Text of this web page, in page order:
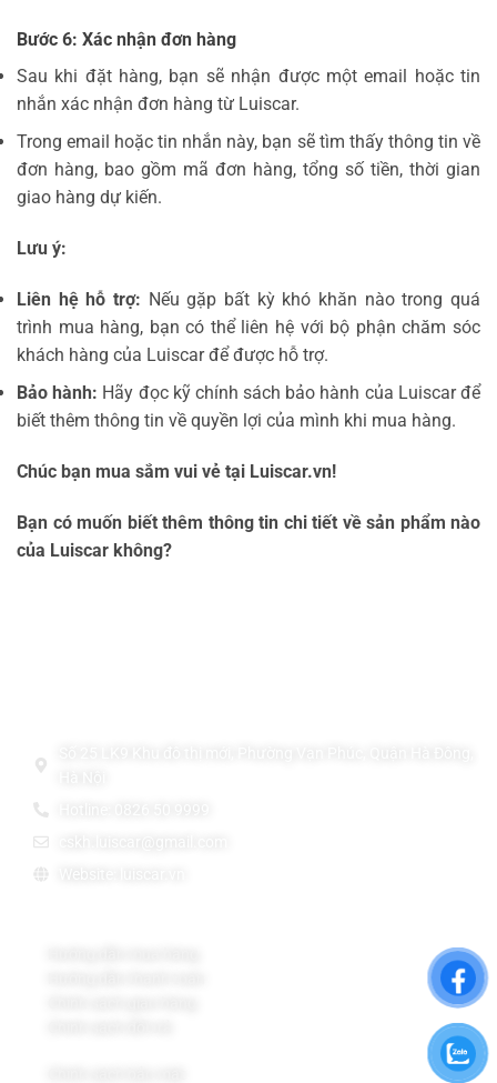
Bước 6: Xác nhận đơn hàng
Sau khi đặt hàng, bạn sẽ nhận được một email hoặc tin
nhắn xác nhận đơn hàng từ Luiscar.
Trong email hoặc tin nhắn này, bạn sẽ tìm thấy thông tin về
đơn hàng, bao gồm mã đơn hàng, tổng số tiền, thời gian
giao hàng dự kiến.
Lưu ý:
Liên hệ hỗ trợ: Nếu gặp bất kỳ khó khăn nào trong quá
trình mua hàng, bạn có thể liên hệ với bộ phận chăm sóc
khách hàng của Luiscar để được hỗ trợ.
Bảo hành: Hãy đọc kỹ chính sách bảo hành của Luiscar để
biết thêm thông tin về quyền lợi của mình khi mua hàng.
Chúc bạn mua sắm vui vẻ tại Luiscar.vn!
Bạn có muốn biết thêm thông tin chi tiết về sản phẩm nào
của Luiscar không?